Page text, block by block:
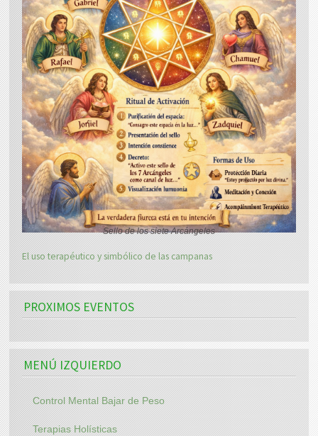
Sello de los siete Arcángeles
El uso terapéutico y simbólico de las campanas
PROXIMOS EVENTOS
MENÚ IZQUIERDO
Control Mental Bajar de Peso
Terapias Holísticas